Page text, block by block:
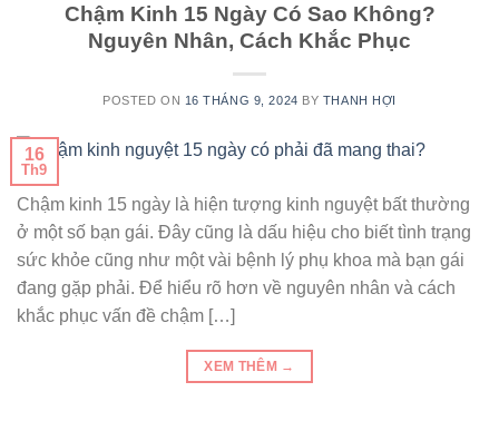
Chậm Kinh 15 Ngày Có Sao Không?
Nguyên Nhân, Cách Khắc Phục
POSTED ON 16 THÁNG 9, 2024 BY THANH HỢI
16
Th9
Chậm kinh 15 ngày là hiện tượng kinh nguyệt bất thường
ở một số bạn gái. Đây cũng là dấu hiệu cho biết tình trạng
sức khỏe cũng như một vài bệnh lý phụ khoa mà bạn gái
đang gặp phải. Để hiểu rõ hơn về nguyên nhân và cách
khắc phục vấn đề chậm […]
XEM THÊM →